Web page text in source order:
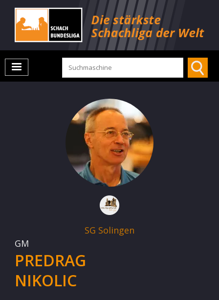
SG Solingen
GM
PREDRAG
NIKOLIC